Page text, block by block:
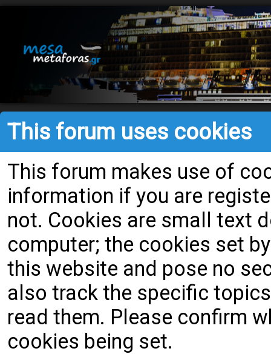
This forum uses cookies
This forum makes use of
information if you are
not. Cookies are small text
computer; the cookies set
this website and pose no
also track the specific
read them. Please confirm
cookies being set.